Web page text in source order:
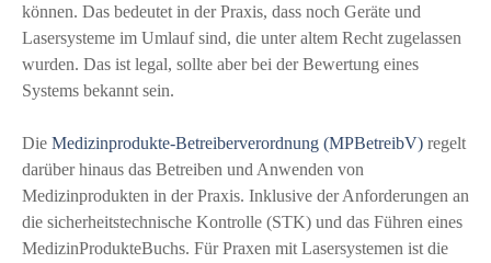
können. Das bedeutet in der Praxis, dass noch Geräte und
Lasersysteme im Umlauf sind, die unter altem Recht zugelassen
wurden. Das ist legal, sollte aber bei der Bewertung eines
Systems bekannt sein.
Die Medizinprodukte-Betreiberverordnung (MPBetreibV) regelt
darüber hinaus das Betreiben und Anwenden von
Medizinprodukten in der Praxis. Inklusive der Anforderungen an
die sicherheitstechnische Kontrolle (STK) und das Führen eines
MedizinProdukteBuchs. Für Praxen mit Lasersystemen ist die